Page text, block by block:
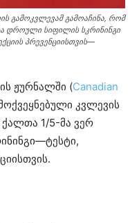
გამოკვლევამ გამოაჩინა, რომ
დროული სიფილის სკრინინგი
პრევენციისთვის—
ჟურნალში (Canadian
კვლევის
1/5-მა ვერ